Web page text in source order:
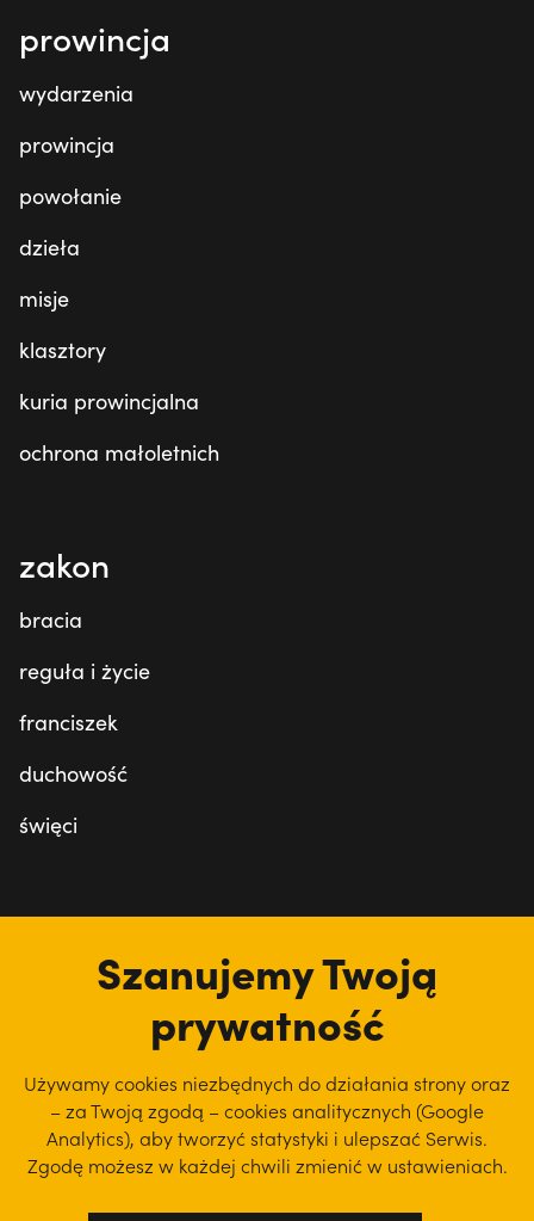
prowincja
wydarzenia
prowincja
powołanie
dzieła
misje
klasztory
kuria prowincjalna
ochrona małoletnich
zakon
bracia
reguła i życie
franciszek
duchowość
święci
Szanujemy Twoją
prywatność
Używamy cookies niezbędnych do działania strony oraz
– za Twoją zgodą – cookies analitycznych (Google
Analytics), abytworzyć statystyki i ulepszać Serwis.
Zgodę możesz w każdej chwili zmienić w ustawieniach.